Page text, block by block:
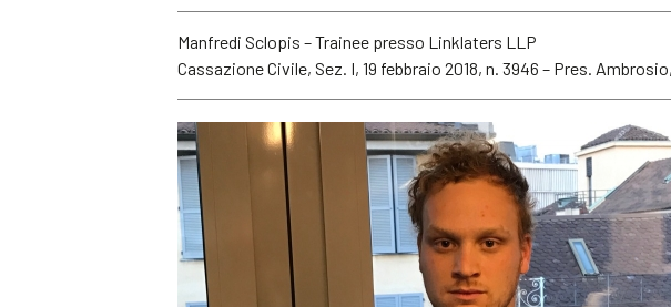
Manfredi Sclopis – Trainee presso Linklaters LLP
Cassazione Civile, Sez. I, 19 febbraio 2018, n. 3946 – Pres.